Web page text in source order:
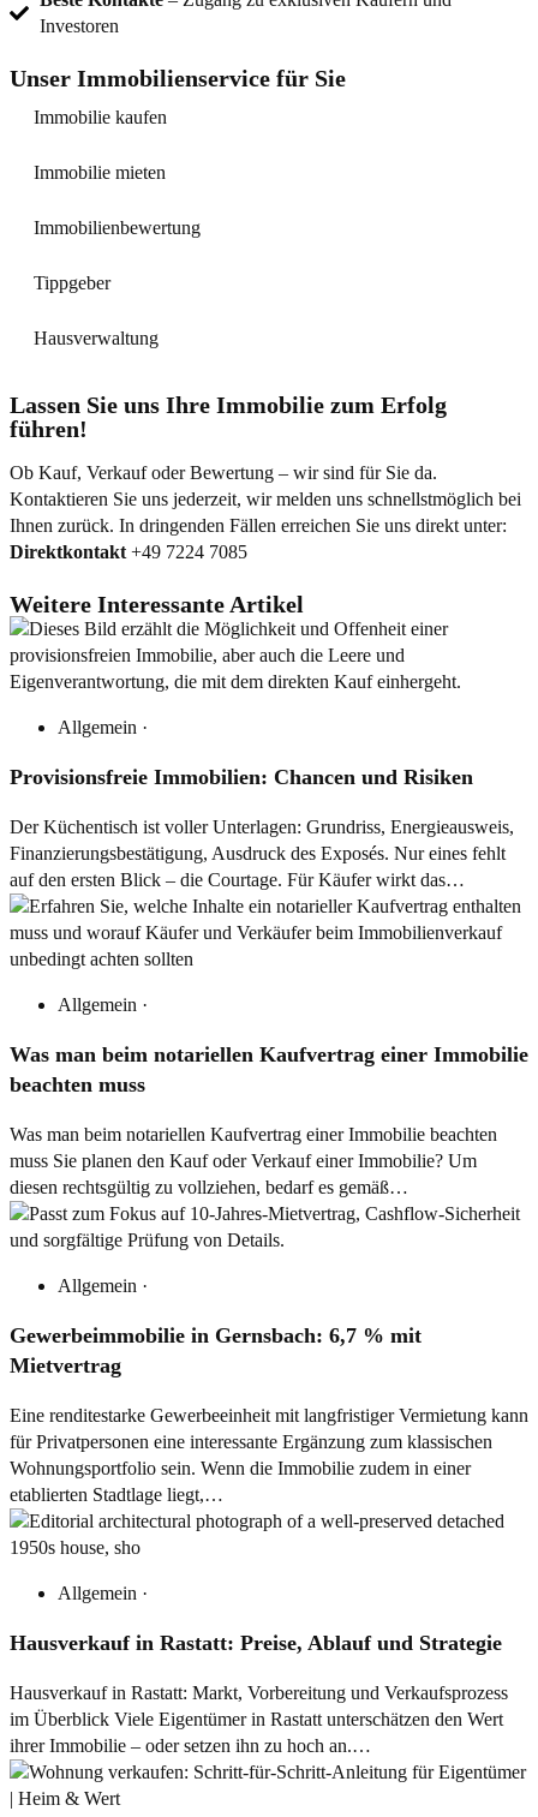
Investoren
Unser Immobilienservice für Sie
Immobilie kaufen
Immobilie mieten
Immobilienbewertung
Tippgeber
Hausverwaltung
Lassen Sie uns Ihre Immobilie zum Erfolg
führen!
Ob Kauf, Verkauf oder Bewertung – wir sind für Sie da.
Kontaktieren Sie uns jederzeit, wir melden uns schnellstmöglich bei
Ihnen zurück. In dringenden Fällen erreichen Sie uns direkt unter:
Direktkontakt+49 7224 7085
Weitere Interessante Artikel
Allgemein ·
Provisionsfreie Immobilien: Chancen und Risiken
Der Küchentisch ist voller Unterlagen: Grundriss, Energieausweis,
Finanzierungsbestätigung, Ausdruck des Exposés. Nur eines fehlt
auf den ersten Blick – die Courtage. Für Käufer wirkt das…
Allgemein ·
Was man beim notariellen Kaufvertrag einer Immobilie
beachten muss
Was man beim notariellen Kaufvertrag einer Immobilie beachten
muss Sie planen den Kauf oder Verkauf einer Immobilie? Um
diesen rechtsgültig zu vollziehen, bedarf es gemäß…
Allgemein ·
Gewerbeimmobilie in Gernsbach: 6,7 % mit
Mietvertrag
Eine renditestarke Gewerbeeinheit mit langfristiger Vermietung kann
für Privatpersonen eine interessante Ergänzung zum klassischen
Wohnungsportfolio sein. Wenn die Immobilie zudem in einer
etablierten Stadtlage liegt,…
Allgemein ·
Hausverkauf in Rastatt: Preise, Ablauf und Strategie
Hausverkauf in Rastatt: Markt, Vorbereitung und Verkaufsprozess
im Überblick Viele Eigentümer in Rastatt unterschätzen den Wert
ihrer Immobilie – oder setzen ihn zu hoch an.…